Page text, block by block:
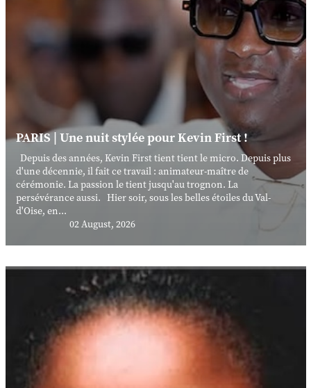
PARIS | Une nuit stylée pour Kevin First !
Depuis des années, Kevin First tient tient le micro. Depuis plus
d'une décennie, il fait ce travail : animateur-maître de
cérémonie. La passion le tient jusqu'au trognon. La
persévérance aussi. Hier soir, sous les belles étoiles du Val-
d'Oise, en...
02 August, 2026